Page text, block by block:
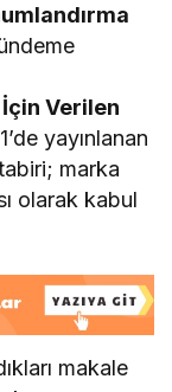
İçin Verilen
yayınlanan
marka
olarak kabul
makale